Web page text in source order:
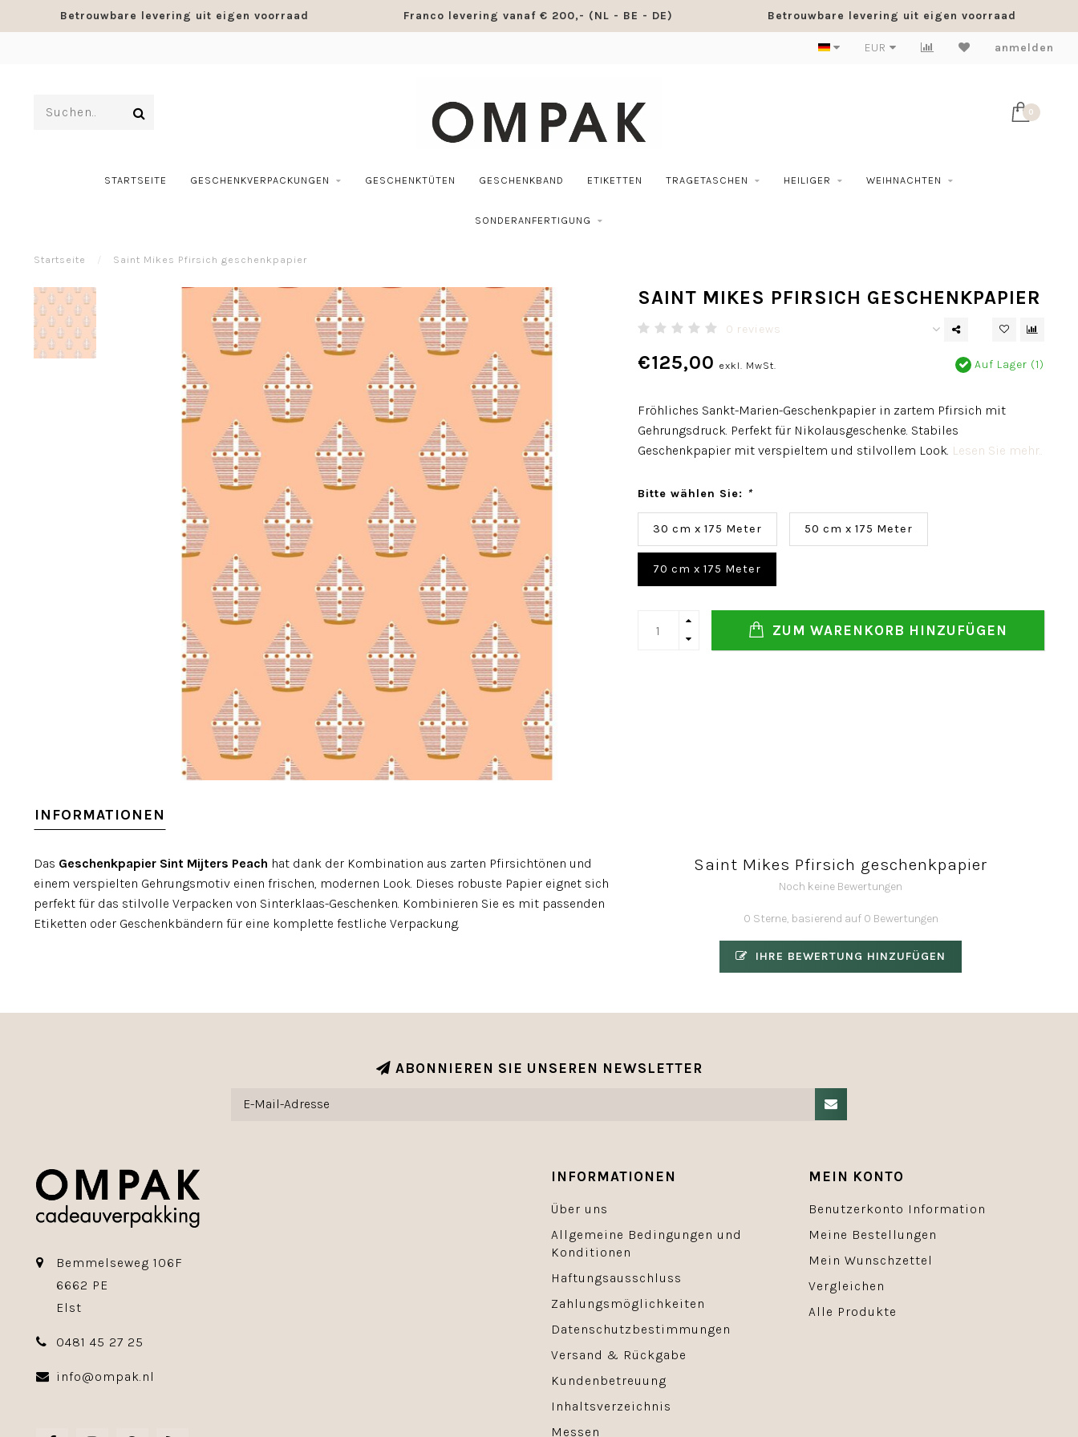
Betrouwbare levering uit eigen voorraad Franco levering vanaf € 200,- (NL - BE - DE) Betrouwbare levering uit eigen voorraad
EUR anmelden
0
STARTSEITE GESCHENKVERPACKUNGEN GESCHENKTÜTEN GESCHENKBAND ETIKETTEN TRAGETASCHEN HEILIGER WEIHNACHTEN
SONDERANFERTIGUNG
Startseite / Saint Mikes Pfirsich geschenkpapier
SAINT MIKES PFIRSICH GESCHENKPAPIER
0 reviews
€125,00 exkl. MwSt. Auf Lager (1)
Fröhliches Sankt-Marien-Geschenkpapier in zartem Pfirsich mit
Gehrungsdruck. Perfekt für Nikolausgeschenke. Stabiles
Geschenkpapier mit verspieltem und stilvollem Look. Lesen Sie mehr..
Bitte wählen Sie: *
30 cm x 175 Meter 50 cm x 175 Meter
70 cm x 175 Meter
ZUM WARENKORB HINZUFÜGEN
INFORMATIONEN
Das Geschenkpapier Sint Mijters Peach hat dank der Kombination aus zarten Pfirsichtönen und
einem verspielten Gehrungsmotiv einen frischen, modernen Look. Dieses robuste Papier eignet sich
perfekt für das stilvolle Verpacken von Sinterklaas-Geschenken. Kombinieren Sie es mit passenden
Etiketten oder Geschenkbändern für eine komplette festliche Verpackung.
Saint Mikes Pfirsich geschenkpapier
Noch keine Bewertungen
0 Sterne, basierend auf 0 Bewertungen
IHRE BEWERTUNG HINZUFÜGEN
ABONNIEREN SIE UNSEREN NEWSLETTER
Bemmelseweg 106F
6662 PE
Elst
0481 45 27 25
info@ompak.nl
INFORMATIONEN
Über uns
Allgemeine Bedingungen und
Konditionen
Haftungsausschluss
Zahlungsmöglichkeiten
Datenschutzbestimmungen
Versand & Rückgabe
Kundenbetreuung
Inhaltsverzeichnis
Messen
MEIN KONTO
Benutzerkonto Information
Meine Bestellungen
Mein Wunschzettel
Vergleichen
Alle Produkte